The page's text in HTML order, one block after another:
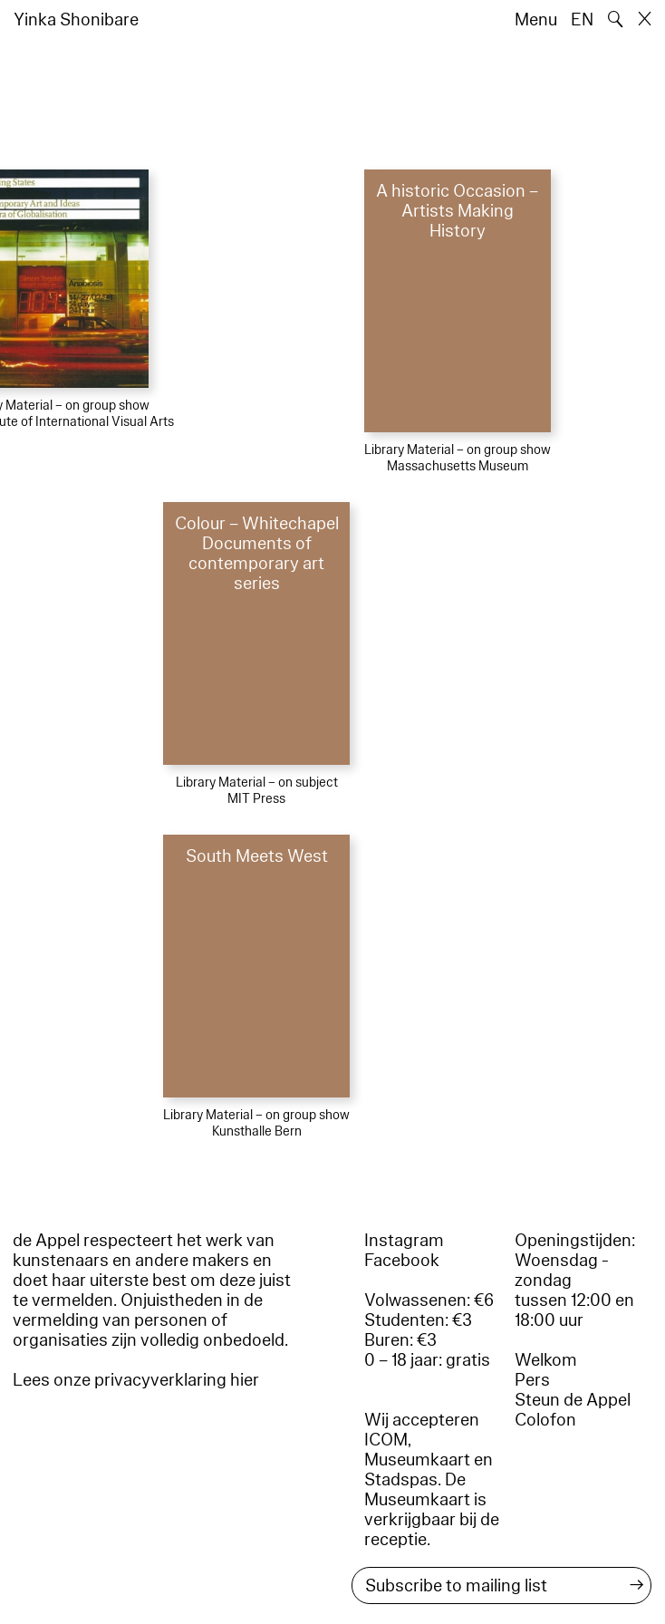
Yinka Shonibare Menu EN 🔍
Material – on group show
of International Visual Arts
A historic Occasion –
Artists Making
History
Library Material – on group show
Massachusetts Museum
Colour – Whitechapel
Documents of
contemporary art
series
Library Material – on subject
MIT Press
South Meets West
Library Material – on group show
Kunsthalle Bern
de Appel respecteert het werk van
kunstenaars en andere makers en
doet haar uiterste best om deze juist
te vermelden. Onjuistheden in de
vermelding van personen of
organisaties zijn volledig onbedoeld.
Lees onze privacyverklaring hier
Instagram
Facebook
Volwassenen: €6
Studenten: €3
Buren: €3
0 – 18 jaar: gratis
Wij accepteren
ICOM,
Museumkaart en
Stadspas. De
Museumkaart is
verkrijgbaar bij de
receptie.
Openingstijden:
Woensdag -
zondag
tussen 12:00 en
18:00 uur
Welkom
Pers
Steun de Appel
Colofon
→